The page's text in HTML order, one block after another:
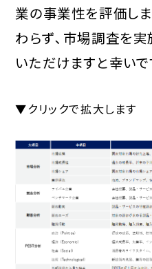
業の事業性を評価し
わらず､市場調査を実
いただけますと幸いで
▼クリックで拡大します